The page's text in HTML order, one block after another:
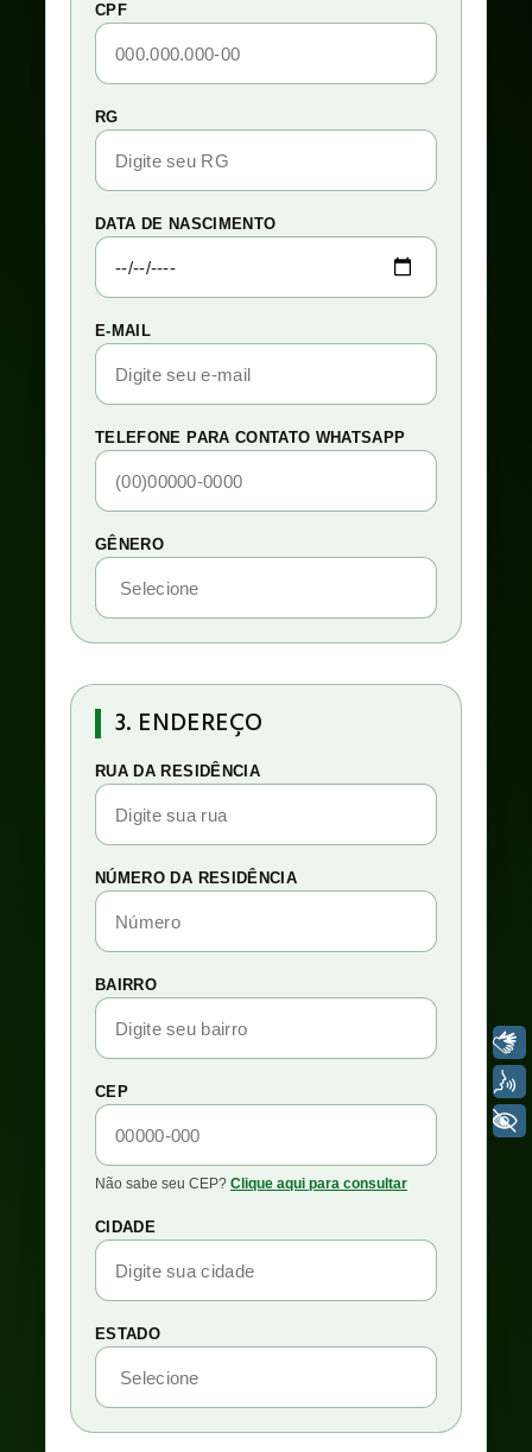
CPF
RG
DATA DE NASCIMENTO
E-MAIL
TELEFONE PARA CONTATO WHATSAPP
GÊNERO
3. ENDEREÇO
RUA DA RESIDÊNCIA
NÚMERO DA RESIDÊNCIA
BAIRRO
CEP
Não sabe seu CEP? Clique aqui para consultar
CIDADE
ESTADO
Libras
+ Acessibilidade